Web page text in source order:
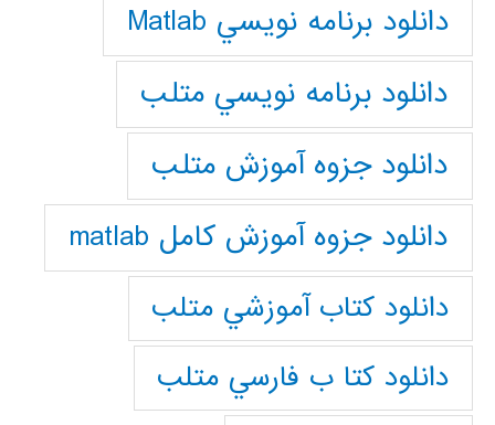
دانلود برنامه نويسي Matlab
دانلود برنامه نويسي متلب
دانلود جزوه آموزش متلب
دانلود جزوه آموزش کامل matlab
دانلود كتاب آموزشي متلب
دانلود كتا ب فارسي متلب